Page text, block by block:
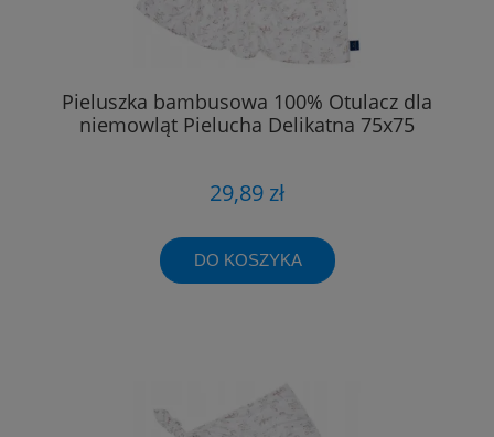
Pieluszka bambusowa 100% Otulacz dla
niemowląt Pielucha Delikatna 75x75
29,89 zł
DO KOSZYKA